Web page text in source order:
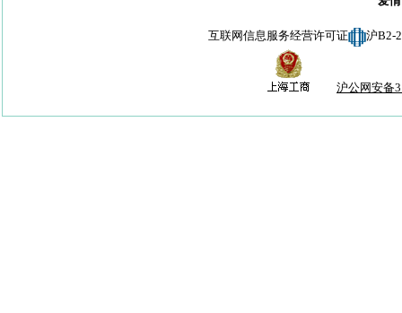
互联网信息服务经营许可证 沪B2-
沪公网安备